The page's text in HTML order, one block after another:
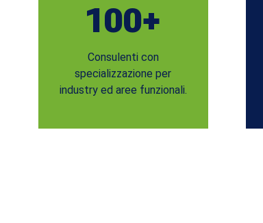
100+
Consulenti con
specializzazione per
industry ed aree funzionali.